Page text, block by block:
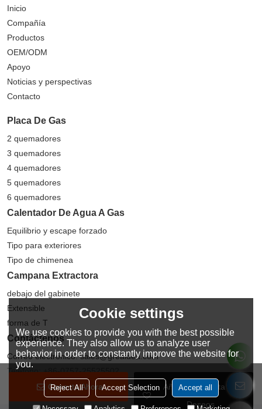
Conecta Ahora
Añadir A La Lista De
Deseos
Inicio
Compañía
Productos
OEM/ODM
Apoyo
Noticias y perspectivas
Contacto
Placa De Gas
2 quemadores
3 quemadores
4 quemadores
5 quemadores
6 quemadores
Calentador De Agua A Gas
Equilibrio y escape forzado
Tipo para exteriores
Tipo de chimenea
Campana Extractora
debajo del gabinete
Extensible
forma de T
Contáctenos
Correo electrónico: sales@greaidea.com
Teléfono: +86-0757-25525502
Cookie settings
We use cookies to provide you with the best possible
experience. They also allow us to analyze user
behavior in order to constantly improve the website for
you.
Reject All Accept Selection Accept all